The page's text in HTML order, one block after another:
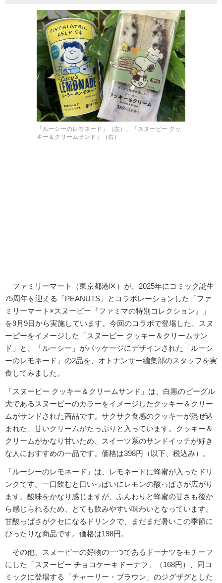
「ルーシーのレモネード」（左）、「スヌーピー クッ
キー＆クリームサンド」（右）
ファミリーマート（東京都港区）が、2025年にコミック誕生
75周年を迎える「PEANUTS」とコラボレーションした「ファ
ミリーマート×スヌーピー『ファミマの特別コレクション』」
を9月9日から実施しています。今回のコラボで登場した、スヌ
ーピーをイメージした「スヌーピー クッキー＆クリームサン
ド」と、「ルーシー」がパッケージにデザインされた「ルーシ
ーのレモネード」の2品を、オトナンサー編集部のスタッフを実
食してみました。
「スヌーピー クッキー＆クリームサンド」は、白黒のビーグル
犬であるスヌーピーのカラーをイメージしたクッキー＆クリー
ムがサンドされた商品です。サクサク食感のクッキーが混ぜ込
まれた、甘いクリームがたっぷりと入っています。クッキー＆
クリームがかなり甘いため、スイーツ系のサンドイッチが好き
な人におすすめの一品です。価格は398円（以下、税込み）。
「ルーシーのレモネード」は、レモネードに蜂蜜が入ったドリ
ンクです。一口飲むと口いっぱいにレモンの酸っぱさが広がり
ます。酸味をかなり感じますが、ふんわりと蜂蜜の甘さも後か
ら感じられるため、とても飲みやすい味わいとなっています。
甘酸っぱさがクセになるドリンクで、まだまだ暑いこの季節に
ぴったりな商品です。価格は198円。
その他、スヌーピーの好物の一つであるドーナツをモチーフ
にした「スヌーピー チョコケーキドーナツ」（168円）、同コ
ミックに登場する「チャーリー・ブラウン」のジグザグとした